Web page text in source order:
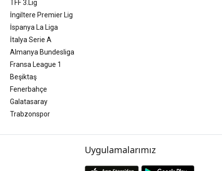
TFF 3.Lig
İngiltere Premier Lig
İspanya La Liga
İtalya Serie A
Almanya Bundesliga
Fransa League 1
Beşiktaş
Fenerbahçe
Galatasaray
Trabzonspor
Uygulamalarımız